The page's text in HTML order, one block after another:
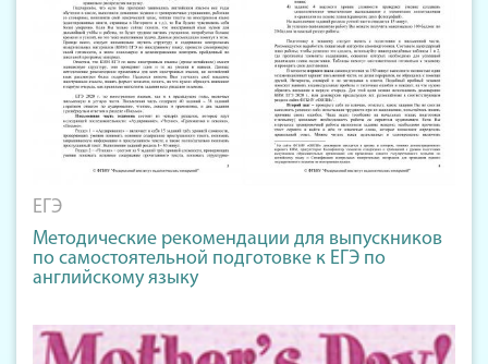
ЕГЭ
Методические рекомендации для выпускников
по самостоятельной подготовке к ЕГЭ по
английскому языку